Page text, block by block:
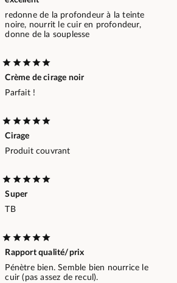
redonne de la profondeur à la teinte
noire, nourrit le cuir en profondeur,
donne de la souplesse
Crème de cirage noir
Parfait !
Cirage
Produit couvrant
Super
TB
Rapport qualité/prix
Pénètre bien. Semble bien nourrice le
cuir (pas assez de recul).